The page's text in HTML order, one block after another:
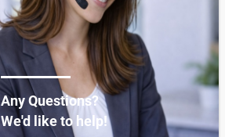
Any Questions?
We'd like to help!